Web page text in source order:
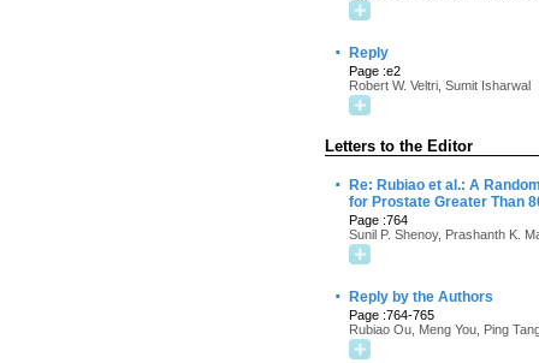
· Reply
Page :e2
Robert W. Veltri, Sumit Isharwal
Letters to the Editor
·
Re: Rubiao et al.: A
for Prostate Greater Than
Page :764
Sunil P. Shenoy, Prashanth K.
· Reply by the Authors
Page :764-765
Rubiao Ou, Meng You, Ping